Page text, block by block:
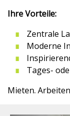
Ihre Vorteile:
Zentrale
Moderne
Tages-
Mieten.